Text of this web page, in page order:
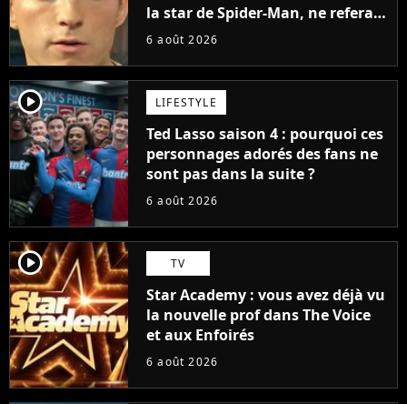
la star de Spider-Man, ne referait
pas ce blockbuster
6 août 2026
player2 LIFESTYLE
Ted Lasso saison 4 : pourquoi ces
personnages adorés des fans ne
sont pas dans la suite ?
6 août 2026
player2 TV
Star Academy : vous avez déjà vu
la nouvelle prof dans The Voice
et aux Enfoirés
6 août 2026